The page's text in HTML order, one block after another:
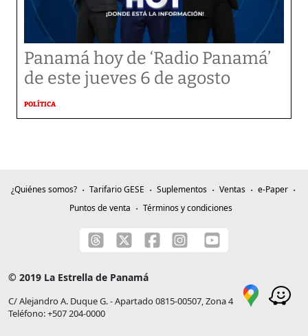
Panamá hoy de ‘Radio Panamá’
de este jueves 6 de agosto
POLÍTICA
¿Quiénes somos? Tarifario GESE Suplementos Ventas
e-Paper
Puntos de venta
Términos y condiciones
© 2019 La Estrella de Panamá
C/ Alejandro A. Duque G. - Apartado 0815-00507, Zona 4
Teléfono: +507 204-0000